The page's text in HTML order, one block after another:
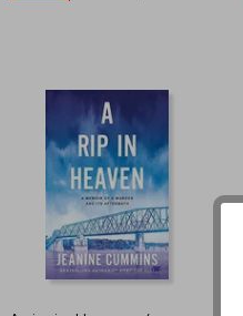
50%
dcto.
$